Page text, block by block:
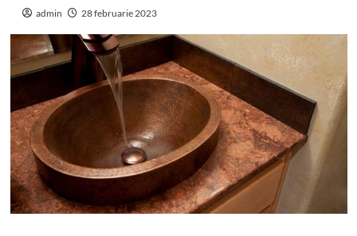
admin 28 februarie 2023